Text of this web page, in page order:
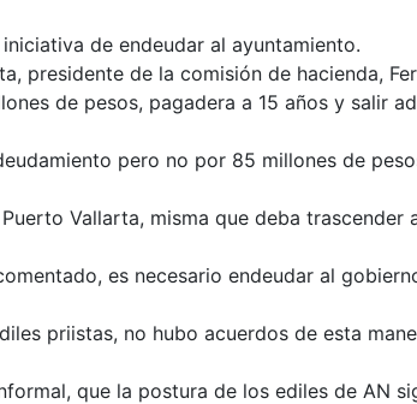
de endeudar al ayuntamiento.
presidente de la comisión de hacienda,
de pesos, pagadera a 15 años y salir
pero no por 85 millones de
Vallarta, misma que deba trascender
es necesario endeudar al
priistas, no hubo acuerdos de esta
que la postura de los ediles de AN